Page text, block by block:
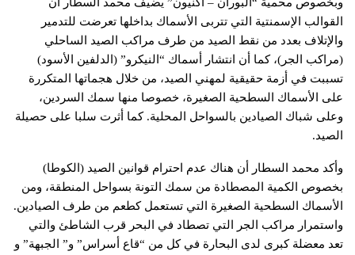
وبخصوص محمية “البوران – أكنيون” يضيف محمد السطار أن
القوالب الإسمنتية التي تتربى الأسماك بداخلها تعرضت للتدمير
والإتلاف بعدد من نقط الصيد من طرف مراكب الصيد الساحلي
(مراكب الجر)، كما أن انتشار أسماك “النيكرو” (الدلفين الأسود)
تسببت في أزمة حقيقية لمهني الصيد، من خلال هجماتها المتكررة
على الأسماك السطحية الصغيرة، خصوصا منها سمك السردين،
وعلى شباك الصيادين بالسواحل المحلية. كما أثرت سلبا على حصيلة
الصيد.
وأكد محمد السطار أن هناك عدم احترام قوانين الصيد (الكوطا)
بخصوص الكمية المصطادة من سمك التونة بسواحل المنطقة، ومن
الأسماك السطحية الصغيرة التي تستعمل كطعم من طرف الصيادين.
واستمرار مراكب الجر التي تصطاد في البحر قرب الشاطئ والتي
تعد معضلة كبرى لدى البحارة في كل من “قاع أسراس” و” الجبهة” و